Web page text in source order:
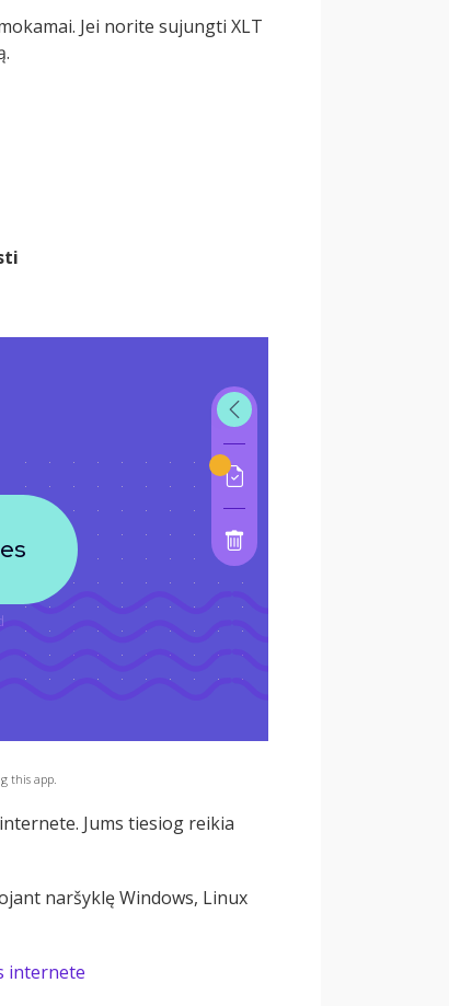
Jei norite sujungti XLT
this app.
Jums tiesiog reikia
naršyklę Windows, Linux
internete